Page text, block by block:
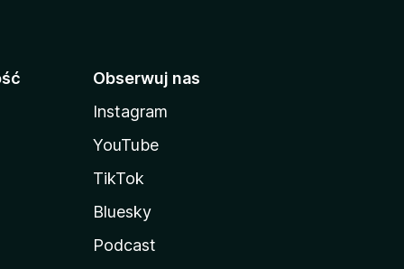
Obserwuj nas
Instagram
YouTube
TikTok
Bluesky
Podcast